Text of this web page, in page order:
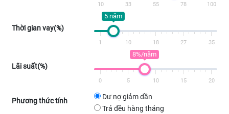
10 33 55 78 100
Thời gian vay(%)
5 năm
1 10 18 27 35
Lãi suất(%)
8%/năm
0 5 10 15 20
Phương thức tính
Dư nợ giảm dần
Trả đều hàng tháng